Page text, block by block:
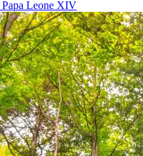
Papa Leone XIV